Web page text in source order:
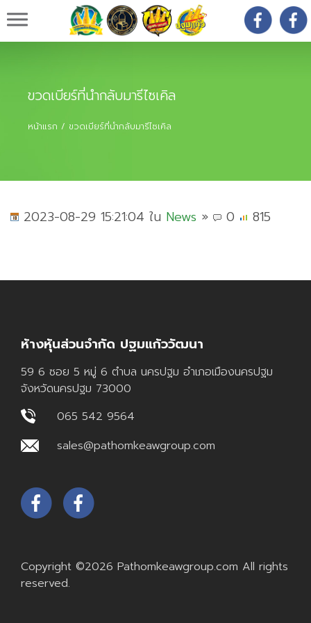
ปฐมแก้วกรุ๊ป
ขวดเบียร์ที่นำกลับมารีไซเคิล
หน้าแรก ขวดเบียร์ที่นำกลับมารีไซเคิล
2023-08-29 15:21:04 ใน News » 0 815
ห้างหุ้นส่วนจำกัด ปฐมแก้ววัฒนา
59 6 ซอย 5 หมู่ 6 ตำบล นครปฐม อำเภอเมืองนครปฐม
จังหวัดนครปฐม 73000
065 542 9564
sales@pathomkeawgroup.com
Copyright ©2026 Pathomkeawgroup.com All rights
reserved.